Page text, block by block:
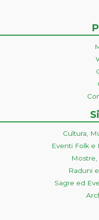
Cultura,
Eventi Folk e
Raduni
Sagre ed